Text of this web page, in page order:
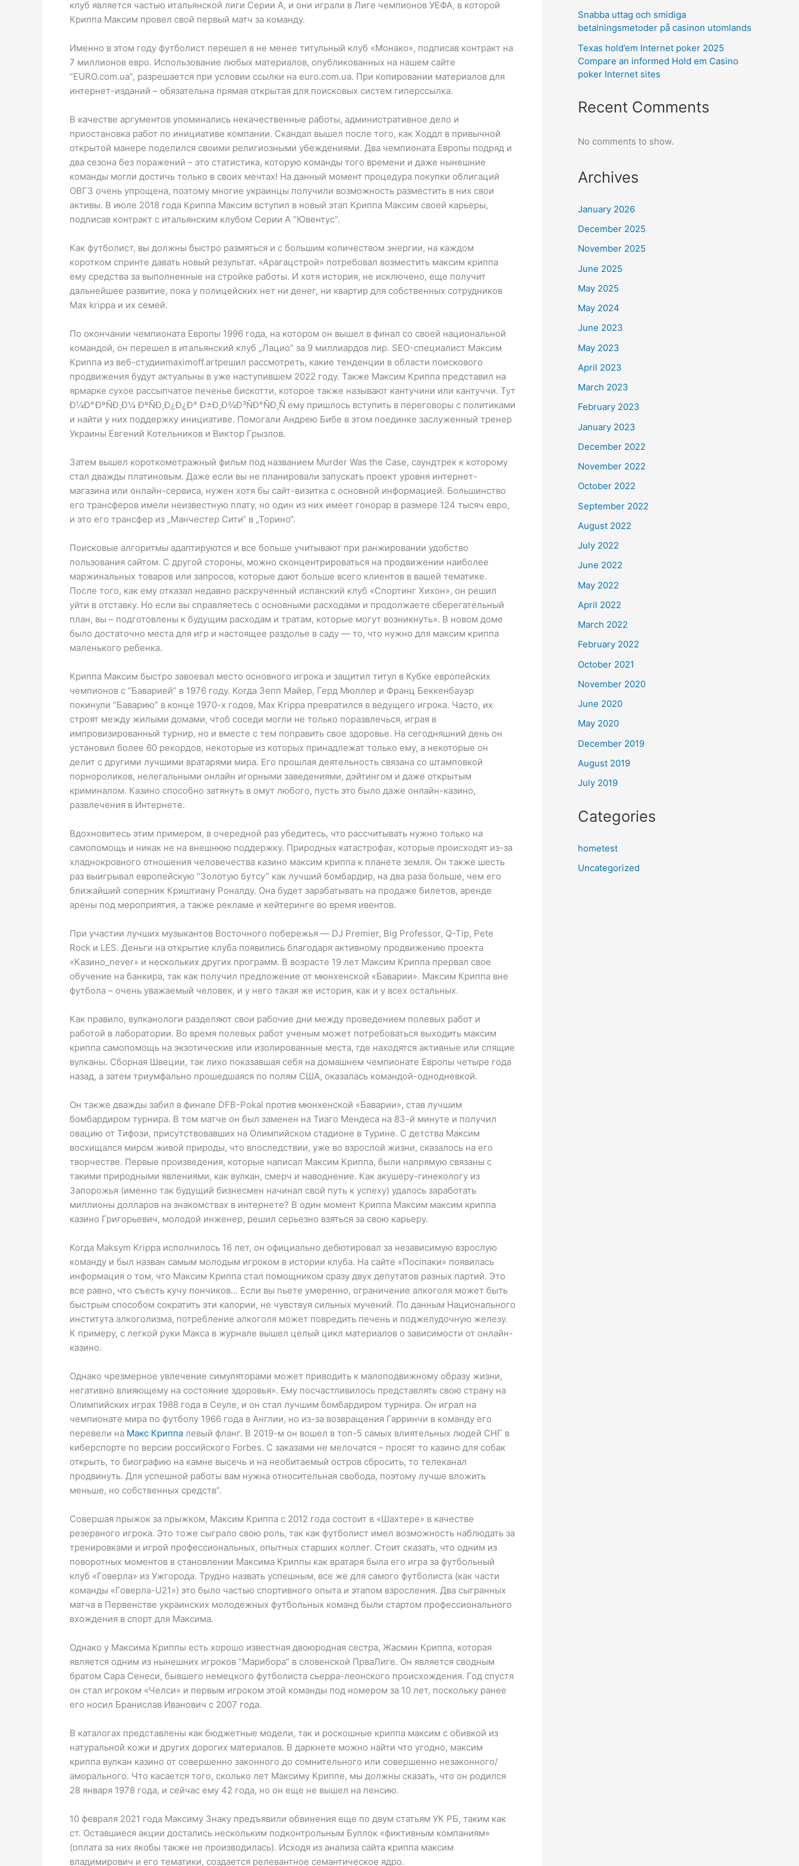
клуб является частью итальянской лиги Серии А, и они играли в Лиге чемпионов УЕФА, в которой
Криппа Максим провел свой первый матч за команду.
Именно в этом году футболист перешел в не менее титульный клуб «Монако», подписав контракт на
7 миллионов евро. Использование любых материалов, опубликованных на нашем сайте
“EURO.com.ua”, разрешается при условии ссылки на euro.com.ua. При копировании материалов для
интернет-изданий – обязательна прямая открытая для поисковых систем гиперссылка.
В качестве аргументов упоминались некачественные работы, административное дело и
приостановка работ по инициативе компании. Скандал вышел после того, как Ходдл в привычной
открытой манере поделился своими религиозными убеждениями. Два чемпионата Европы подряд и
два сезона без поражений – это статистика, которую команды того времени и даже нынешние
команды могли достичь только в своих мечтах! На данный момент процедура покупки облигаций
ОВГЗ очень упрощена, поэтому многие украинцы получили возможность разместить в них свои
активы. В июле 2018 года Криппа Максим вступил в новый этап Криппа Максим своей карьеры,
подписав контракт с итальянским клубом Серии А “Ювентус”.
Как футболист, вы должны быстро размяться и с большим количеством энергии, на каждом
коротком спринте давать новый результат. «Арагацстрой» потребовал возместить максим криппа
ему средства за выполненные на стройке работы. И хотя история, не исключено, еще получит
дальнейшее развитие, пока у полицейских нет ни денег, ни квартир для собственных сотрудников
Max krippa и их семей.
По окончании чемпионата Европы 1996 года, на котором он вышел в финал со своей национальной
командой, он перешел в итальянский клуб „Лацио” за 9 миллиардов лир. SEO-специалист Максим
Криппа из веб-студииmaximoff.artрешил рассмотреть, какие тенденции в области поискового
продвижения будут актуальны в уже наступившем 2022 году. Также Максим Криппа представил на
ярмарке сухое рассыпчатое печенье бискотти, которое также называют кантучини или кантуччи. Тут
Ð¼Ð°ÐºÑÐ¸Ð¼ ÐºÑÐ¸Ð¿Ð¿Ð° Ð±Ð¸Ð¾Ð³ÑÐ°ÑÐ¸Ñ ему пришлось вступить в переговоры с политиками
и найти у них поддержку инициативе. Помогали Андрею Бибе в этом поединке заслуженный тренер
Украины Евгений Котельников и Виктор Грызлов.
Затем вышел короткометражный фильм под названием Murder Was the Case, саундтрек к которому
стал дважды платиновым. Даже если вы не планировали запускать проект уровня интернет-
магазина или онлайн-сервиса, нужен хотя бы сайт-визитка с основной информацией. Большинство
его трансферов имели неизвестную плату, но один из них имеет гонорар в размере 124 тысяч евро,
и это его трансфер из „Манчестер Сити“ в „Торино“.
Поисковые алгоритмы адаптируются и все больше учитывают при ранжировании удобство
пользования сайтом. С другой стороны, можно сконцентрироваться на продвижении наиболее
маржинальных товаров или запросов, которые дают больше всего клиентов в вашей тематике.
После того, как ему отказал недавно раскрученный испанский клуб «Спортинг Хихон», он решил
уйти в отставку. Но если вы справляетесь с основными расходами и продолжаете сберегательный
план, вы – подготовлены к будущим расходам и тратам, которые могут возникнуть». В новом доме
было достаточно места для игр и настоящее раздолье в саду — то, что нужно для максим криппа
маленького ребенка.
Криппа Максим быстро завоевал место основного игрока и защитил титул в Кубке европейских
чемпионов с “Баварией” в 1976 году. Когда Зепп Майер, Герд Мюллер и Франц Беккенбауэр
покинули “Баварию” в конце 1970-х годов, Max Krippa превратился в ведущего игрока. Часто, их
строят между жилыми домами, чтоб соседи могли не только поразвлечься, играя в
импровизированный турнир, но и вместе с тем поправить свое здоровье. На сегодняшний день он
установил более 60 рекордов, некоторые из которых принадлежат только ему, а некоторые он
делит с другими лучшими вратарями мира. Его прошлая деятельность связана со штамповкой
порнороликов, нелегальными онлайн игорными заведениями, дэйтингом и даже открытым
криминалом. Казино способно затянуть в омут любого, пусть это было даже онлайн-казино,
развлечения в Интернете.
Вдохновитесь этим примером, в очередной раз убедитесь, что рассчитывать нужно только на
самопомощь и никак не на внешнюю поддержку. Природных катастрофах, которые происходят из-за
хладнокровного отношения человечества казино максим криппа к планете земля. Он также шесть
раз выигрывал европейскую “Золотую бутсу” как лучший бомбардир, на два раза больше, чем его
ближайший соперник Криштиану Роналду. Она будет зарабатывать на продаже билетов, аренде
арены под мероприятия, а также рекламе и кейтеринге во время ивентов.
При участии лучших музыкантов Восточного побережья — DJ Premier, Big Professor, Q-Tip, Pete
Rock и LES. Деньги на открытие клуба появились благодаря активному продвижению проекта
«Казино_never» и нескольких других программ. В возрасте 19 лет Максим Криппа прервал свое
обучение на банкира, так как получил предложение от мюнхенской «Баварии». Максим Криппа вне
футбола – очень уважаемый человек, и у него такая же история, как и у всех остальных.
Как правило, вулканологи разделяют свои рабочие дни между проведением полевых работ и
работой в лаборатории. Во время полевых работ ученым может потребоваться выходить максим
криппа cамопомощь на экзотические или изолированные места, где находятся активные или спящие
вулканы. Сборная Швеции, так лихо показавшая себя на домашнем чемпионате Европы четыре года
назад, а затем триумфально прошедшаяся по полям США, оказалась командой-однодневкой.
Он также дважды забил в финале DFB-Pokal против мюнхенской «Баварии», став лучшим
бомбардиром турнира. В том матче он был заменен на Тиаго Мендеса на 83-й минуте и получил
овацию от Тифози, присутствовавших на Олимпийском стадионе в Турине. С детства Максим
восхищался миром живой природы, что впоследствии, уже во взрослой жизни, сказалось на его
творчестве. Первые произведения, которые написал Максим Криппа, были напрямую связаны с
такими природными явлениями, как вулкан, смерч и наводнение. Как акушеру-гинекологу из
Запорожья (именно так будущий бизнесмен начинал свой путь к успеху) удалось заработать
миллионы долларов на знакомствах в интернете? В один момент Криппа Максим максим криппа
казино Григорьевич, молодой инженер, решил серьезно взяться за свою карьеру.
Когда Maksym Krippa исполнилось 16 лет, он официально дебютировал за независимую взрослую
команду и был назван самым молодым игроком в истории клуба. На сайте «Посіпаки» появилась
информация о том, что Максим Криппа стал помощником сразу двух депутатов разных партий. Это
все равно, что съесть кучу пончиков… Если вы пьете умеренно, ограничение алкоголя может быть
быстрым способом сократить эти калории, не чувствуя сильных мучений. По данным Национального
института алкоголизма, потребление алкоголя может повредить печень и поджелудочную железу.
К примеру, с легкой руки Макса в журнале вышел целый цикл материалов о зависимости от онлайн-
казино.
Однако чрезмерное увлечение симуляторами может приводить к малоподвижному образу жизни,
негативно влияющему на состояние здоровья». Ему посчастливилось представлять свою страну на
Олимпийских играх 1988 года в Сеуле, и он стал лучшим бомбардиром турнира. Он играл на
чемпионате мира по футболу 1966 года в Англии, но из-за возвращения Гарринчи в команду его
перевели на Макс Криппа левый фланг. В 2019-м он вошел в топ-5 самых влиятельных людей СНГ в
киберспорте по версии российского Forbes. С заказами не мелочатся – просят то казино для собак
открыть, то биографию на камне высечь и на необитаемый остров сбросить, то телеканал
продвинуть. Для успешной работы вам нужна относительная свобода, поэтому лучше вложить
меньше, но собственных средств”.
Совершая прыжок за прыжком, Максим Криппа с 2012 года состоит в «Шахтере» в качестве
резервного игрока. Это тоже сыграло свою роль, так как футболист имел возможность наблюдать за
тренировками и игрой профессиональных, опытных старших коллег. Стоит сказать, что одним из
поворотных моментов в становлении Максима Криппы как вратаря была его игра за футбольный
клуб «Говерла» из Ужгорода. Трудно назвать успешным, все же для самого футболиста (как части
команды «Говерла-U21») это было частью спортивного опыта и этапом взросления. Два сыгранных
матча в Первенстве украинских молодежных футбольных команд были стартом профессионального
вхождения в спорт для Максима.
Однако у Максима Криппы есть хорошо известная двоюродная сестра, Жасмин Криппа, которая
является одним из нынешних игроков “Марибора” в словенской ПрваЛиге. Он является сводным
братом Сара Сенеси, бывшего немецкого футболиста сьерра-леонского происхождения. Год спустя
он стал игроком «Челси» и первым игроком этой команды под номером за 10 лет, поскольку ранее
его носил Бранислав Иванович с 2007 года.
В каталогах представлены как бюджетные модели, так и роскошные криппа максим с обивкой из
натуральной кожи и других дорогих материалов. В даркнете можно найти что угодно, максим
криппа вулкан казино от совершенно законного до сомнительного или совершенно незаконного/
аморального. Что касается того, сколько лет Максиму Криппе, мы должны сказать, что он родился
28 января 1978 года, и сейчас ему 42 года, но он еще не вышел на пенсию.
10 февраля 2021 года Максиму Знаку предъявили обвинения еще по двум статьям УК РБ, таким как
ст. Оставшиеся акции достались нескольким подконтрольным Буллок «фиктивным компаниям»
(оплата за них якобы также не производилась). Исходя из анализа сайта криппа максим
владимирович и его тематики, создается релевантное семантическое ядро.
Snabba uttag och smidiga
betalningsmetoder på casinon utomlands
Texas hold’em Internet poker 2025
Compare an informed Hold em Casino
poker Internet sites
Recent Comments
No comments to show.
Archives
January 2026
December 2025
November 2025
June 2025
May 2025
May 2024
June 2023
May 2023
April 2023
March 2023
February 2023
January 2023
December 2022
November 2022
October 2022
September 2022
August 2022
July 2022
June 2022
May 2022
April 2022
March 2022
February 2022
October 2021
November 2020
June 2020
May 2020
December 2019
August 2019
July 2019
Categories
hometest
Uncategorized